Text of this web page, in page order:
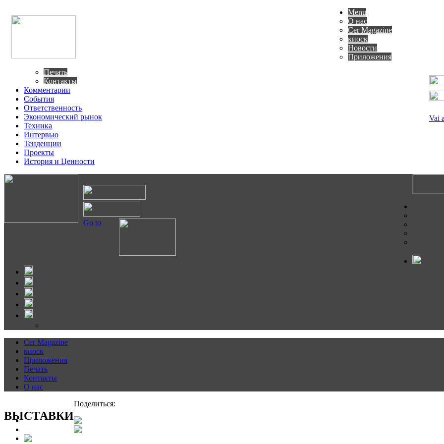
Vai a
Menu
О нас
Cer Magazine
киоск
Новости
Приложения
Печать
Контакты
Комментарии
События
Ответственность
Экономический рынок
Техника
Интервью
Тенденции
Проекты
История и Ценности
Go to
Cer Magazine
киоск
Приложения
Печать
Контакты
О нас
ВЫСТАВКИ
Поделиться: